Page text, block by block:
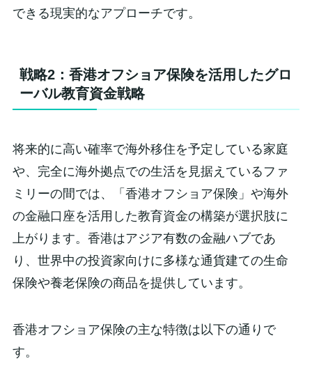
できる現実的なアプローチです。
戦略2：香港オフショア保険を活用したグロ
ーバル教育資金戦略
将来的に高い確率で海外移住を予定している家庭
や、完全に海外拠点での生活を見据えているファ
ミリーの間では、「香港オフショア保険」や海外
の金融口座を活用した教育資金の構築が選択肢に
上がります。香港はアジア有数の金融ハブであ
り、世界中の投資家向けに多様な通貨建ての生命
保険や養老保険の商品を提供しています。
香港オフショア保険の主な特徴は以下の通りで
す。